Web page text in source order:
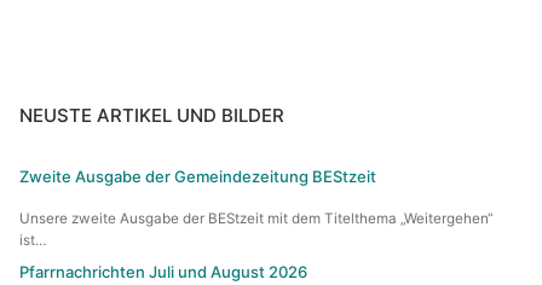
NEUSTE ARTIKEL UND BILDER
Zweite Ausgabe der Gemeindezeitung BEStzeit
Unsere zweite Ausgabe der BEStzeit mit dem Titelthema „Weitergehen“
ist…
Pfarrnachrichten Juli und August 2026